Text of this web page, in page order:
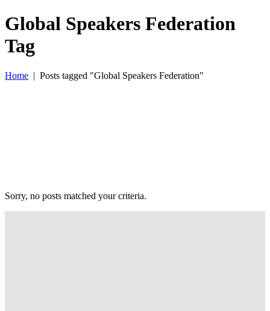
Global Speakers Federation
Tag
Home | Posts tagged "Global Speakers Federation"
Sorry, no posts matched your criteria.